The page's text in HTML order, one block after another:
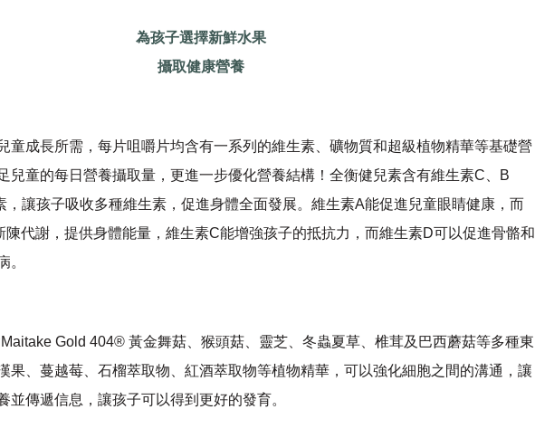
為孩子選擇新鮮水果
攝取健康營養
童成長所需，每片咀嚼片均含有一系列的維生素、礦物質和超級植物精華等基礎營
兒童的每日營養攝取量，更進一步優化營養結構！全衡健兒素含有維生素C、B
，讓孩子吸收多種維生素，促進身體全面發展。維生素A能促進兒童眼睛健康，而
陳代謝，提供身體能量，維生素C能增強孩子的抵抗力，而維生素D可以促進骨骼和
。
Gold 404® 黃金舞菇、猴頭菇、靈芝、冬蟲夏草、椎茸及巴西蘑菇等多種東
果、蔓越莓、石榴萃取物、紅酒萃取物等植物精華，可以強化細胞之間的溝通，讓
並傳遞信息，讓孩子可以得到更好的發育。